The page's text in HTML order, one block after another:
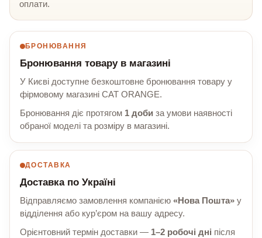
оплати.
БРОНЮВАННЯ
Бронювання товару в магазині
У Києві доступне безкоштовне бронювання товару у
фірмовому магазині CAT ORANGE.
Бронювання діє протягом 1 доби за умови наявності
обраної моделі та розміру в магазині.
ДОСТАВКА
Доставка по Україні
Відправляємо замовлення компанією «Нова Пошта» у
відділення або кур’єром на вашу адресу.
Орієнтовний термін доставки — 1–2 робочі дні після